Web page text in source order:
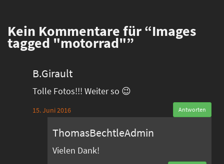
Kein Kommentare für “Images
tagged "motorrad"”
B.Girault
Tolle Fotos!!! Weiter so 😉
15. Juni 2016 Antworten
ThomasBechtleAdmin
Vielen Dank!